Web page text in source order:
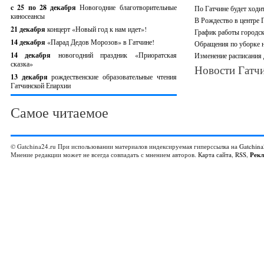
c 25 по 28 декабряНовогодние благотворительные
киносеансы
21 декабря концерт «Новый год к нам идет»!
14 декабря «Парад Дедов Морозов» в Гатчине!
14 декабря новогодний праздник «Приоратская
сказка»
13 декабрярождественские образовательные чтения
Гатчинской Епархии
Самое читаемое
По Гатчине будет
В Рождество в центре
График работы
Обращения по уборке
Изменение
Новости
© Gatchina24.ru При использовании материалов индексируемая гиперссылка на
Мнение редакции может не всегда совпадать с мнением авторов. Карта сайта, RSS,